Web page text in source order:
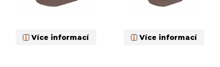
Více informací Více informací